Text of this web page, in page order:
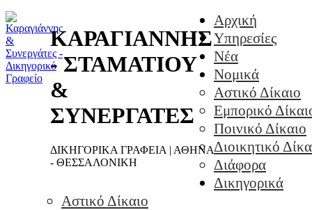
ΚΑΡΑΓΙΑΝΝΗΣ
- ΣΤΑΜΑΤΙΟΥ
&
ΣΥΝΕΡΓΑΤΕΣ
ΔΙΚΗΓΟΡΙΚΑ ΓΡΑΦΕΙΑ | ΑΘΗΝΑ
- ΘΕΣΣΑΛΟΝΙΚΗ
Αρχική
Υπηρεσίες
Νέα
Νομικά
Αστικό Δίκαιο
Εμπορικό
Ποινικό Δίκαιο
Διοικητικό
Διάφορα
Δικηγορικά
Αστικό Δίκαιο